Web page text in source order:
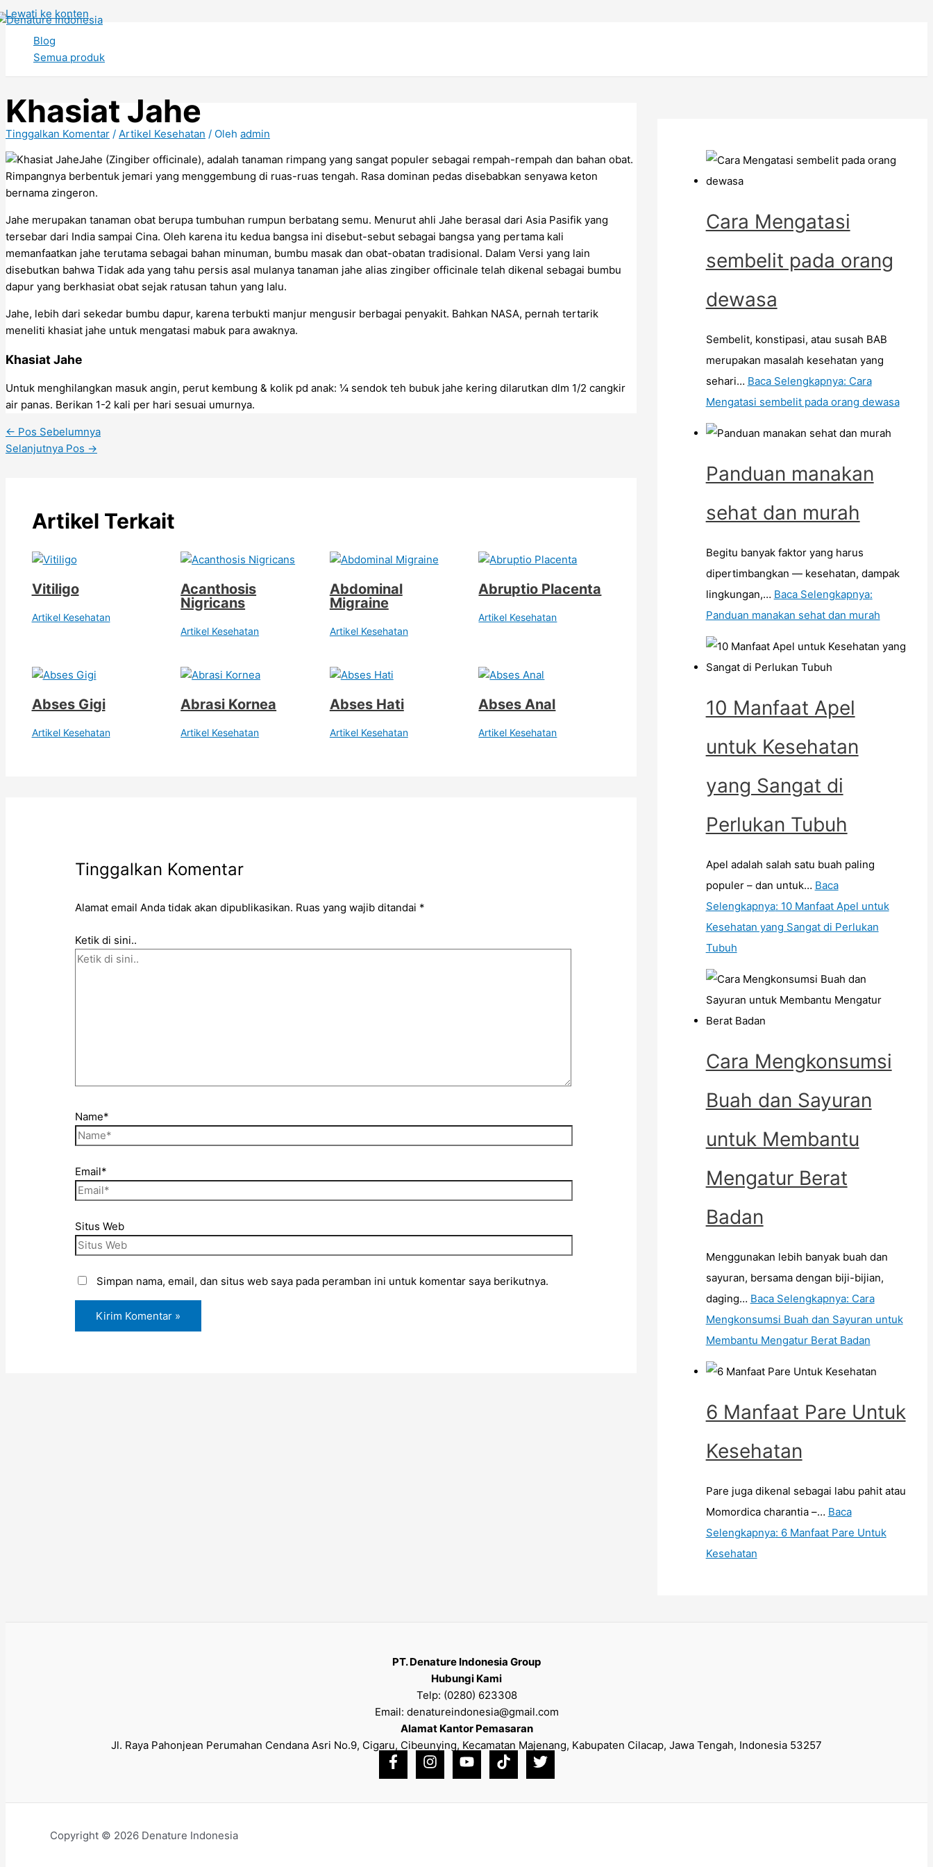
Lewati ke konten
Blog
Semua produk
Khasiat Jahe
Tinggalkan Komentar / Artikel Kesehatan / Oleh admin
Jahe (Zingiber officinale), adalah tanaman rimpang yang sangat populer sebagai rempah-rempah dan bahan obat.
Rimpangnya berbentuk jemari yang menggembung di ruas-ruas tengah. Rasa dominan pedas disebabkan senyawa keton
bernama zingeron.
Jahe merupakan tanaman obat berupa tumbuhan rumpun berbatang semu. Menurut ahli Jahe berasal dari Asia Pasifik yang
tersebar dari India sampai Cina. Oleh karena itu kedua bangsa ini disebut-sebut sebagai bangsa yang pertama kali
memanfaatkan jahe terutama sebagai bahan minuman, bumbu masak dan obat-obatan tradisional. Dalam Versi yang lain
disebutkan bahwa Tidak ada yang tahu persis asal mulanya tanaman jahe alias zingiber officinale telah dikenal sebagai bumbu
dapur yang berkhasiat obat sejak ratusan tahun yang lalu.
Jahe, lebih dari sekedar bumbu dapur, karena terbukti manjur mengusir berbagai penyakit. Bahkan NASA, pernah tertarik
meneliti khasiat jahe untuk mengatasi mabuk para awaknya.
Khasiat Jahe
Untuk menghilangkan masuk angin, perut kembung & kolik pd anak: ¼ sendok teh bubuk jahe kering dilarutkan dlm 1/2 cangkir
air panas. Berikan 1-2 kali per hari sesuai umurnya.
← Pos Sebelumnya
Selanjutnya Pos →
Artikel Terkait
Vitiligo
Artikel Kesehatan
Acanthosis
Nigricans
Artikel Kesehatan
Abdominal
Migraine
Artikel Kesehatan
Abruptio Placenta
Artikel Kesehatan
Abses Gigi
Artikel Kesehatan
Abrasi Kornea
Artikel Kesehatan
Abses Hati
Artikel Kesehatan
Abses Anal
Artikel Kesehatan
Tinggalkan Komentar
Alamat email Anda tidak akan dipublikasikan. Ruas yang wajib ditandai *
Ketik di sini..
Name*
Email*
Situs Web
Simpan nama, email, dan situs web saya pada peramban ini untuk komentar saya berikutnya.
Cara Mengatasi
sembelit pada orang
dewasa
Sembelit, konstipasi, atau susah BAB
merupakan masalah kesehatan yang
sehari… Baca Selengkapnya: Cara
Mengatasi sembelit pada orang dewasa
Panduan manakan
sehat dan murah
Begitu banyak faktor yang harus
dipertimbangkan — kesehatan, dampak
lingkungan,… Baca Selengkapnya:
Panduan manakan sehat dan murah
10 Manfaat Apel
untuk Kesehatan
yang Sangat di
Perlukan Tubuh
Apel adalah salah satu buah paling
populer – dan untuk… Baca
Selengkapnya: 10 Manfaat Apel untuk
Kesehatan yang Sangat di Perlukan
Tubuh
Cara Mengkonsumsi
Buah dan Sayuran
untuk Membantu
Mengatur Berat
Badan
Menggunakan lebih banyak buah dan
sayuran, bersama dengan biji-bijian,
daging… Baca Selengkapnya: Cara
Mengkonsumsi Buah dan Sayuran untuk
Membantu Mengatur Berat Badan
6 Manfaat Pare Untuk
Kesehatan
Pare juga dikenal sebagai labu pahit atau
Momordica charantia –… Baca
Selengkapnya: 6 Manfaat Pare Untuk
Kesehatan
PT. Denature Indonesia Group
Hubungi Kami
Telp: (0280) 623308
Email: denatureindonesia@gmail.com
Alamat Kantor Pemasaran
Jl. Raya Pahonjean Perumahan Cendana Asri No.9, Cigaru, Cibeunying, Kecamatan Majenang, Kabupaten Cilacap, Jawa Tengah, Indonesia 53257
Copyright © 2026 Denature Indonesia